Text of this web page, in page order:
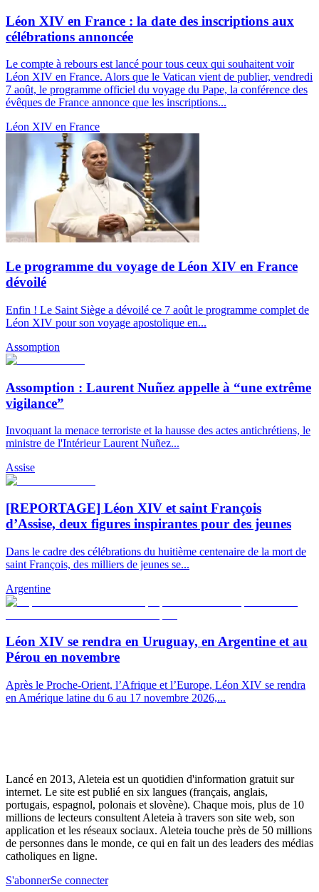
Léon XIV en France : la date des inscriptions aux
célébrations annoncée
Le compte à rebours est lancé pour tous ceux qui souhaitent voir
Léon XIV en France. Alors que le Vatican vient de publier, vendredi
7 août, le programme officiel du voyage du Pape, la conférence des
évêques de France annonce que les inscriptions...
Léon XIV en France
Le programme du voyage de Léon XIV en France
dévoilé
Enfin ! Le Saint Siège a dévoilé ce 7 août le programme complet de
Léon XIV pour son voyage apostolique en...
Assomption
Assomption : Laurent Nuñez appelle à “une extrême
vigilance”
Invoquant la menace terroriste et la hausse des actes antichrétiens, le
ministre de l'Intérieur Laurent Nuñez...
Assise
[REPORTAGE] Léon XIV et saint François
d’Assise, deux figures inspirantes pour des jeunes
Dans le cadre des célébrations du huitième centenaire de la mort de
saint François, des milliers de jeunes se...
Argentine
Léon XIV se rendra en Uruguay, en Argentine et au
Pérou en novembre
Après le Proche-Orient, l’Afrique et l’Europe, Léon XIV se rendra
en Amérique latine du 6 au 17 novembre 2026,...
Lancé en 2013, Aleteia est un quotidien d'information gratuit sur
internet. Le site est publié en six langues (français, anglais,
portugais, espagnol, polonais et slovène). Chaque mois, plus de 10
millions de lecteurs consultent Aleteia à travers son site web, son
application et les réseaux sociaux. Aleteia touche près de 50 millions
de personnes dans le monde, ce qui en fait un des leaders des médias
catholiques en ligne.
S'abonnerSe connecter